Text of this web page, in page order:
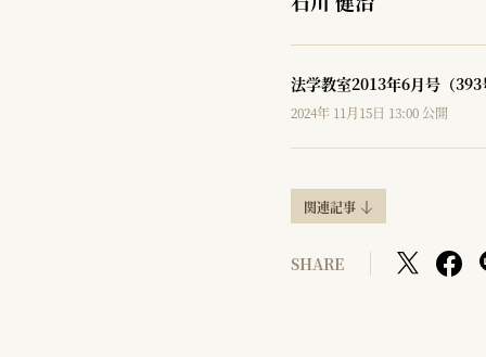
法学教室2013年6月号（393
2024年 11月15日 13:00 公開
関連記事
SHARE